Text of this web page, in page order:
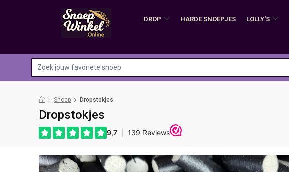
DROP HARDE SNOEPJES LOLLY'S
Snoep Dropstokjes
Dropstokjes